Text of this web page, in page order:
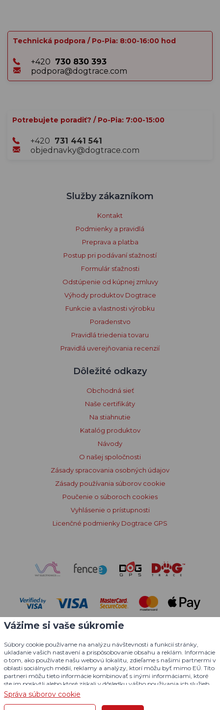
Technická podpora / Po-Pia: 8:00-16:00 hod
+420 730 830 393
podpora@dogtrace.com
Potrebujete poradiť? / Po-Pia: 7:00-15:00
+420 731 441 541
objednavky@dogtrace.com
Služby zákazníkom
Kontakt
Podmienky a pravidlá
Preprava a platba
Postup pri podávaní sťažností
Formulár sťažnosti
Odstúpenie od kúpnej zmluvy
Výhody produktov Dogtrace
Funkcie a vlastnosti výrobku
Poradenstvo
Pravidlá triedenia tovaru
Pravidlá uverejňovania recenzií
Dôležité odkazy
Obchodná sieť
Naše certifikáty
Na stiahnutie
Katalóg produktov
Návody
O našej spoločnosti
Zásady spracovania osobných údajov
Zásady používania súborov cookie
Poučenie o súboroch cookies
Vyhlásenie o prístupnosti
Licenčné podmienky Dogtrace GPS
© 2004 - 2026 VNT electronics s.r.o., všetky práva vyhradené
Grafický dizajn KošnarDesign.cz
CZECHGROUP.cz
Vážime si vaše súkromie
Súbory cookie používame na analýzu návštevnosti a funkcií stránky,
ukladanie vašich nastavení a prispôsobovanie obsahu a reklám. Informácie
o tom, ako používate našu webovú lokalitu, zdieľame s našimi partnermi v
oblasti sociálnych médií, reklamy a analýzy, ktorí môžu byť mimo EÚ. Títo
partneri môžu tieto informácie kombinovať s inými informáciami, ktoré
ste im poskytli alebo ktoré získali v dôsledku vášho používania ich služieb.
Podrobné informácie
Správa súborov cookie